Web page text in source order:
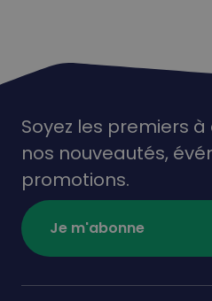
Soyez les premiers
nos nouveautés,
promotions.
Je m'abonne